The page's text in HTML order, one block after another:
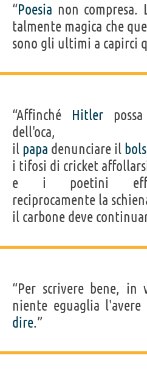
“Poesia non compresa.
talmente magica che
sono gli ultimi a capirci
“Affinché Hitler
dell'oca,
il papa denunciare il
i tifosi di cricket
e i poetini
reciprocamente la
il carbone deve
“Per scrivere bene, in
niente eguaglia l'avere
dire.”